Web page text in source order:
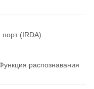
(IRDA)
распознавания